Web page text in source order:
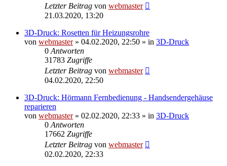
Letzter Beitrag von webmaster
21.03.2020, 13:20
3D-Druck: Rosetten für Heizungsrohre
von webmaster» 04.02.2020, 22:50 » in 3D-Druck
0 Antworten
31783 Zugriffe
Letzter Beitrag von webmaster
04.02.2020, 22:50
3D-Druck: Hörmann Fernbedienung - Handsendergehäuse
reparieren
von webmaster» 02.02.2020, 22:33 » in 3D-Druck
0 Antworten
17662 Zugriffe
Letzter Beitrag von webmaster
02.02.2020, 22:33